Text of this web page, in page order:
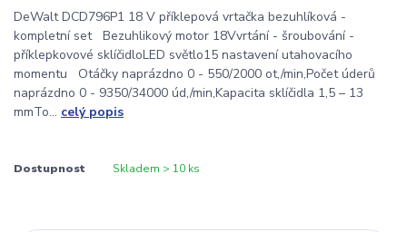
DeWalt DCD796P1 18 V příklepová vrtačka bezuhlíková -
kompletní set Bezuhlikový motor 18Vvrtání - šroubování -
příklepkovové sklíčidloLED světlo15 nastavení utahovacího
momentu Otáčky naprázdno 0 - 550/2000 ot,/min,Počet úderů
naprázdno 0 - 9350/34000 úd,/min,Kapacita sklíčidla 1,5 – 13
mmTo... celý popis
Dostupnost Skladem > 10 ks